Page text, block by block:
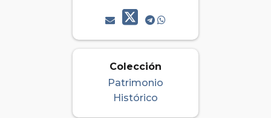
Colección
Patrimonio
Histórico